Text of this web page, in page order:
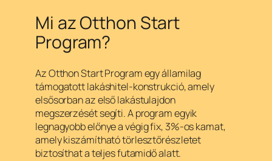
Mi az Otthon Start
Program?
Az Otthon Start Program egy államilag
támogatott lakáshitel-konstrukció, amely
elsősorban az első lakástulajdon
megszerzését segíti. A program egyik
legnagyobb előnye a végig fix, 3%-os kamat,
amely kiszámítható törlesztőrészletet
biztosíthat a teljes futamidő alatt.